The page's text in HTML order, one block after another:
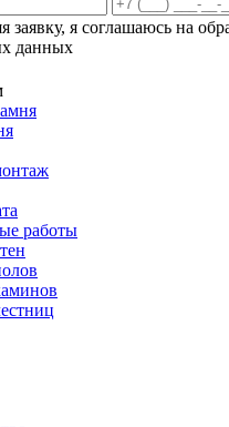
заявку, я соглашаюсь на
данных
работы